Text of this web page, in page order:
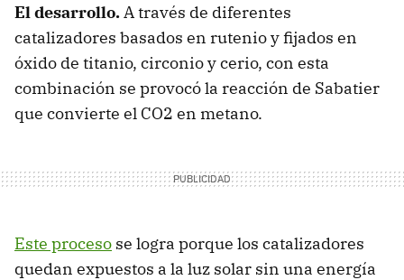
El desarrollo.A través de diferentes
catalizadores basados en rutenio y fijados en
óxido de titanio, circonio y cerio, con esta
combinación se provocó la reacción de Sabatier
que convierte el CO2 en metano.
Este proceso se logra porque los catalizadores
quedan expuestos a la luz solar sin una energía